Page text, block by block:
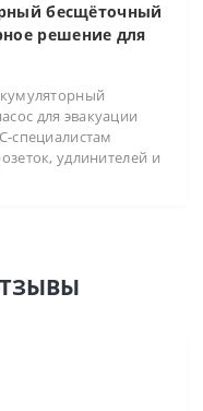
бесщёточный
решение для
для эвакуации
специалистам
удлинителей и